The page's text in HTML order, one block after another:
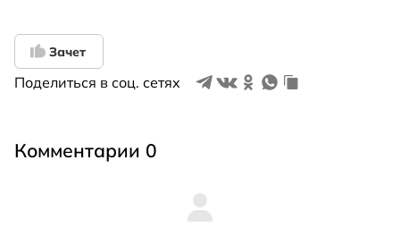
Зачет
Поделиться в соц. сетях
Комментарии 0